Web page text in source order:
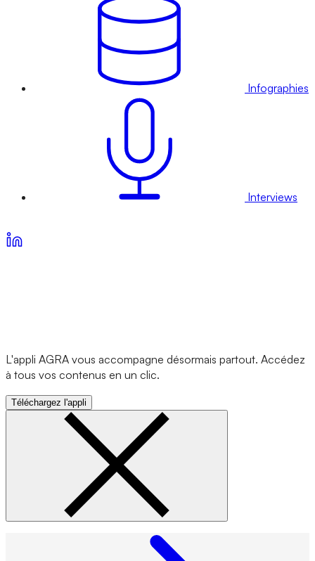
Infographies
Interviews
L'appli AGRA vous accompagne désormais partout. Accédez
à tous vos contenus en un clic.
Téléchargez l'appli